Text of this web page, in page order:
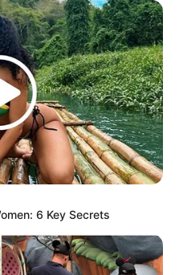
Salshabilla Adriani
Ruas yang wajib ditandai*
6 Key Secrets